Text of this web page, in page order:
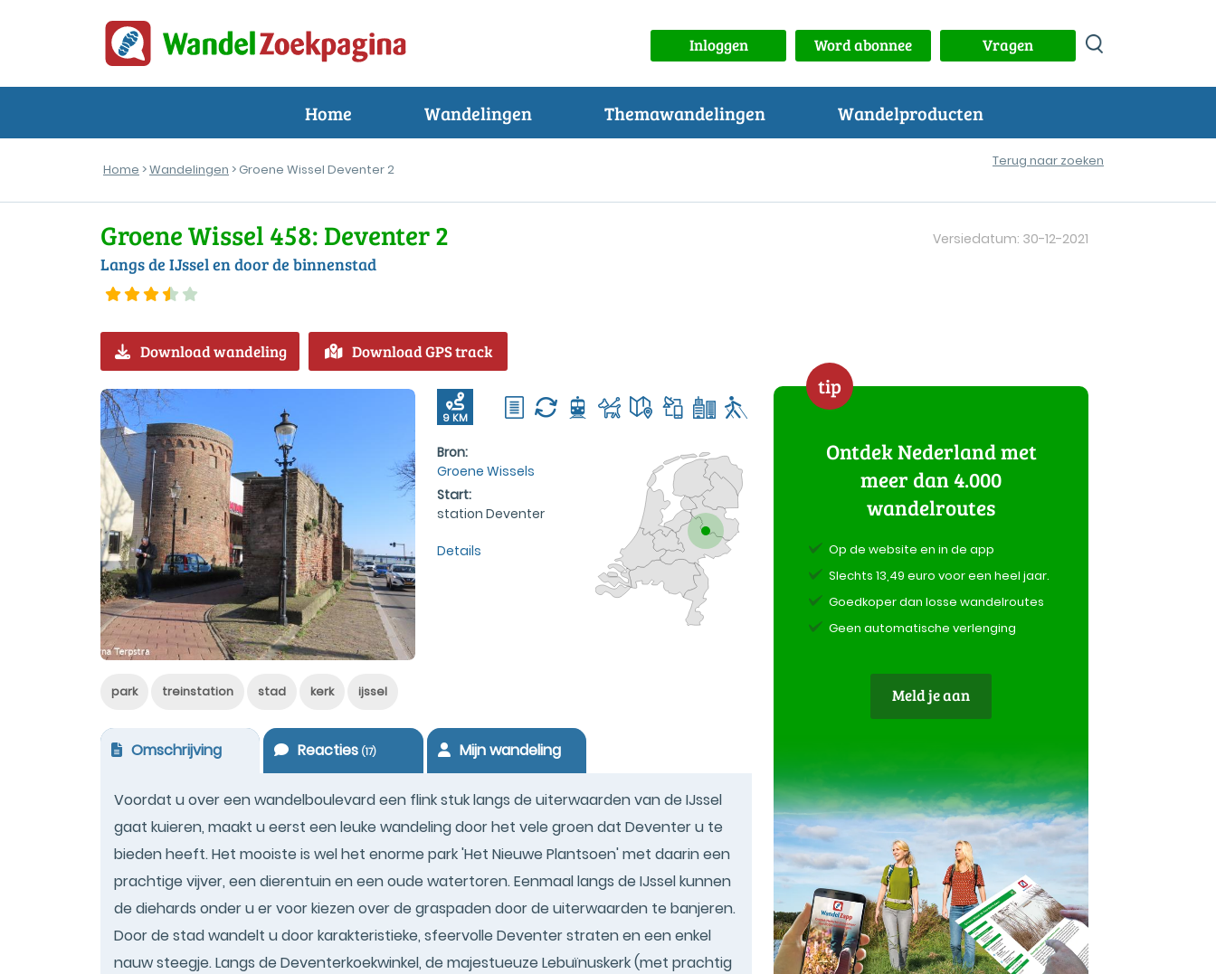
Inloggen Word abonnee Vragen
Home Wandelingen Themawandelingen Wandelproducten
Home >Wandelingen > Groene Wissel Deventer 2
Terug naar zoeken
Groene Wissel 458: Deventer 2
Langs de IJssel en door de binnenstad
Versiedatum: 30-12-2021
Download wandeling Download GPS track
9 KM
Bron:
Groene Wissels
Start:
station Deventer
Details
park treinstation stad kerk ijssel
Omschrijving Reacties(17) Mijn wandeling
Voordat u over een wandelboulevard een flink stuk langs de uiterwaarden van de IJssel
gaat kuieren, maakt u eerst een leuke wandeling door het vele groen dat Deventer u te
bieden heeft. Het mooiste is wel het enorme park 'Het Nieuwe Plantsoen' met daarin een
prachtige vijver, een dierentuin en een oude watertoren. Eenmaal langs de IJssel kunnen
de diehards onder u er voor kiezen over de graspaden door de uiterwaarden te banjeren.
Door de stad wandelt u door karakteristieke, sfeervolle Deventer straten en een enkel
nauw steegje. Langs de Deventerkoekwinkel, de majestueuze Lebuïnuskerk (met prachtig
tip
Ontdek Nederland met
meer dan 4.000
wandelroutes
Op de website en in de app
Slechts 13,49 euro voor een heel jaar.
Goedkoper dan losse wandelroutes
Geen automatische verlenging
Meld je aan